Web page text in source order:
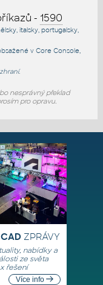
- 1590
italsky, portugalsky,
v Core Console
nesprávný překlad
pro opravu.
CADZPRÁVY
nabídky a
ze světa
řešení
Více info